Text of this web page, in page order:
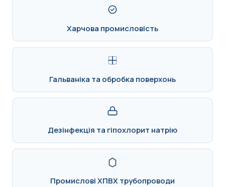
Харчова промисловість
Гальваніка та обробка поверхонь
Дезінфекція та гіпохлорит натрію
Промислові ХПВХ трубопроводи